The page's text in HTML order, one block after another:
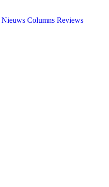
Nieuws Columns Reviews